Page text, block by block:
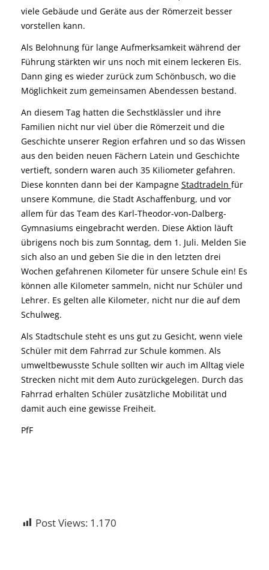
viele Gebäude und Geräte aus der Römerzeit besser
vorstellen kann.
Als Belohnung für lange Aufmerksamkeit während der
Führung stärkten wir uns noch mit einem leckeren Eis.
Dann ging es wieder zurück zum Schönbusch, wo die
Möglichkeit zum gemeinsamen Abendessen bestand.
An diesem Tag hatten die Sechstklässler und ihre
Familien nicht nur viel über die Römerzeit und die
Geschichte unserer Region erfahren und so das Wissen
aus den beiden neuen Fächern Latein und Geschichte
vertieft, sondern waren auch 35 Kiliometer gefahren.
Diese konnten dann bei der Kampagne Stadtradeln für
unsere Kommune, die Stadt Aschaffenburg, und vor
allem für das Team des Karl-Theodor-von-Dalberg-
Gymnasiums eingebracht werden. Diese Aktion läuft
übrigens noch bis zum Sonntag, dem 1. Juli. Melden Sie
sich also an und geben Sie die in den letzten drei
Wochen gefahrenen Kilometer für unsere Schule ein! Es
können alle Kilometer sammeln, nicht nur Schüler und
Lehrer. Es gelten alle Kilometer, nicht nur die auf dem
Schulweg.
Als Stadtschule steht es uns gut zu Gesicht, wenn viele
Schüler mit dem Fahrrad zur Schule kommen. Als
umweltbewusste Schule sollten wir auch im Alltag viele
Strecken nicht mit dem Auto zurückgelegen. Durch das
Fahrrad erhalten Schüler zusätzliche Mobilität und
damit auch eine gewisse Freiheit.
PfF
Post Views: 1.170